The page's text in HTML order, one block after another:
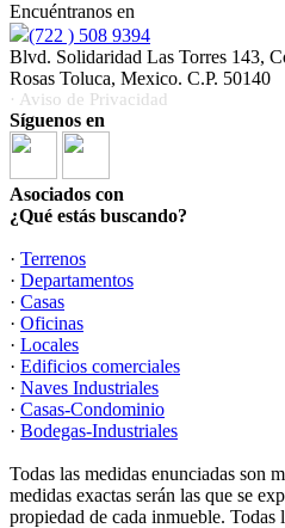
Encuéntranos en
(722 ) 508 9394
Blvd. Solidaridad Las Torres 143,
Rosas Toluca, Mexico. C.P. 50140
· Aviso de Privacidad
Síguenos en
Asociados con
¿Qué estás buscando?
· Terrenos
· Departamentos
· Casas
· Oficinas
· Locales
· Edificios comerciales
· Naves Industriales
· Casas-Condominio
· Bodegas-Industriales
Todas las medidas enunciadas son
medidas exactas serán las que se
propiedad de cada inmueble. Todas